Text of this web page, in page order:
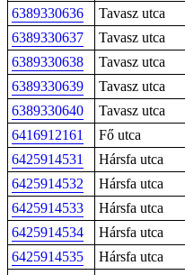
6389330636
Tavasz utca
6389330637
Tavasz utca
6389330638
Tavasz utca
6389330639
Tavasz utca
6389330640
Tavasz utca
6416912161
Fő utca
6425914531
Hársfa utca
6425914532
Hársfa utca
6425914533
Hársfa utca
6425914534
Hársfa utca
6425914535
Hársfa utca